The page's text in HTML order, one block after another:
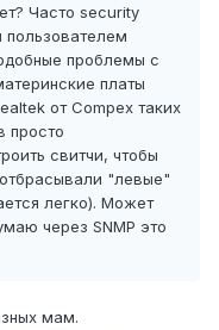
Часто security
пользователем
проблемы с
платы
от Compex таких
просто
свитчи, чтобы
"левые"
легко). Может
через SNMP это
мам.